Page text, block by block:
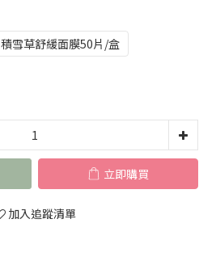
積雪草舒緩面膜50片/盒
立即購買
加入追蹤清單